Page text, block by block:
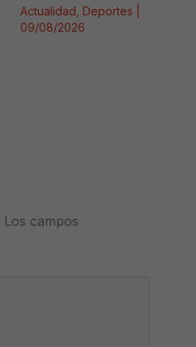
Actualidad Deportes
09/08/2026
Los campos